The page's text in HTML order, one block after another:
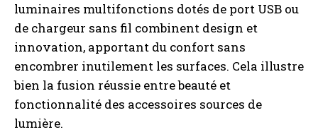
luminaires multifonctions dotés de port USB ou
de chargeur sans fil combinent design et
innovation, apportant du confort sans
encombrer inutilement les surfaces. Cela illustre
bien la fusion réussie entre beauté et
fonctionnalité des accessoires sources de
lumière.